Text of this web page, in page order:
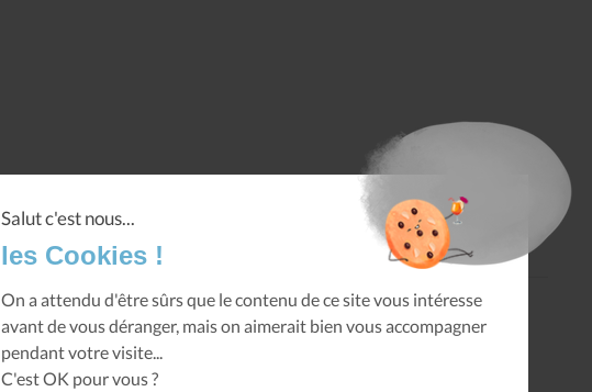
Salut c'est nous...
les Cookies !
On a attendu d'être sûrs que le contenu de ce site vous intéresse
avant de vous déranger, mais on aimerait bien vous accompagner
pendant votre visite...
C'est OK pour vous ?